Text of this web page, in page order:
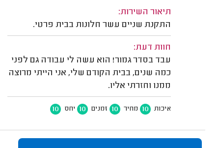
תיאור השירות:
התקנת שניים עשר חלונות בבית פרטי.
חוות דעת:
עבד בסדר גמור! הוא עשה לי עבודה גם לפני
כמה שנים, בבית הקודם שלי, אני הייתי מרוצה
ממנו וחזרתי אליו.
איכות 10 מחיר 10 זמנים 10 יחס 10